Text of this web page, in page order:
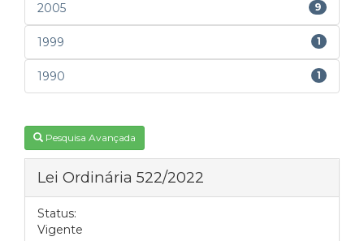
2005 9
1999 1
1990 1
Pesquisa Avançada
Lei Ordinária 522/2022
Status:
Vigente